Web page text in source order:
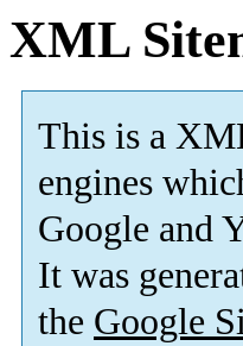
XML
This is a
engines
Google and
It was
the Google